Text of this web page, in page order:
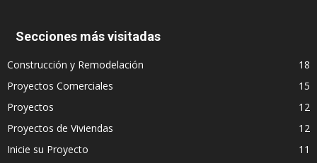
Secciones más visitadas
Construcción y Remodelación
18
Proyectos Comerciales
15
Proyectos
12
Proyectos de Viviendas
12
Inicie su Proyecto
11